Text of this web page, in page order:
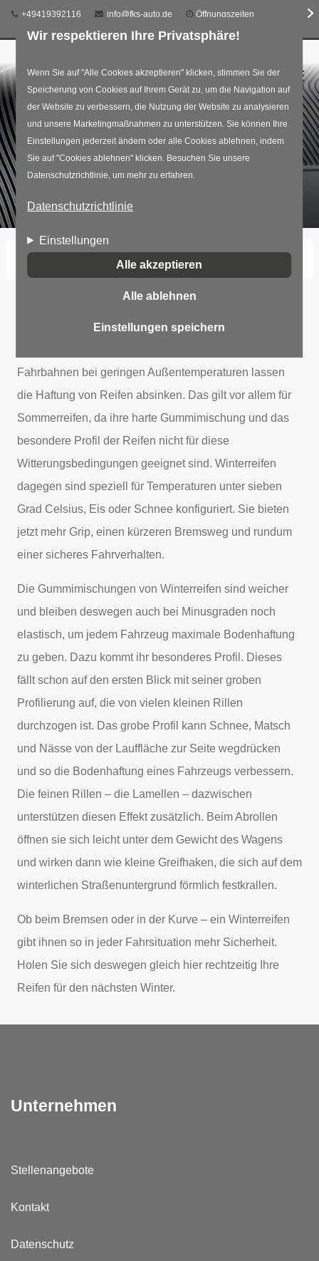
Wir respektieren Ihre Privatsphäre!
Wenn Sie auf "Alle Cookies akzeptieren" klicken, stimmen Sie der
Speicherung von Cookies auf Ihrem Gerät zu, um die Navigation auf
der Website zu verbessern, die Nutzung der Website zu analysieren
und unsere Marketingmaßnahmen zu unterstützen. Sie können Ihre
Einstellungen jederzeit ändern oder alle Cookies ablehnen, indem
Sie auf "Cookies ablehnen" klicken. Besuchen Sie unsere
Datenschutzrichtlinie, um mehr zu erfahren.
Datenschutzrichtlinie
Einstellungen
Alle akzeptieren
Alle ablehnen
Einstellungen speichern
Direkt
zum
Inhalt
Telefon:
+49419392116 E-Mail:info@fks-auto.de Öffnungszeiten
☰
Startseite Winterreifen
Winterreifen
Fahrbahnen bei geringen Außentemperaturen lassen
die Haftung von Reifen absinken. Das gilt vor allem für
Sommerreifen, da ihre harte Gummimischung und das
besondere Profil der Reifen nicht für diese
Witterungsbedingungen geeignet sind. Winterreifen
dagegen sind speziell für Temperaturen unter sieben
Grad Celsius, Eis oder Schnee konfiguriert. Sie bieten
jetzt mehr Grip, einen kürzeren Bremsweg und rundum
einer sicheres Fahrverhalten.
Die Gummimischungen von Winterreifen sind weicher
und bleiben deswegen auch bei Minusgraden noch
elastisch, um jedem Fahrzeug maximale Bodenhaftung
zu geben. Dazu kommt ihr besonderes Profil. Dieses
fällt schon auf den ersten Blick mit seiner groben
Profilierung auf, die von vielen kleinen Rillen
durchzogen ist. Das grobe Profil kann Schnee, Matsch
und Nässe von der Lauffläche zur Seite wegdrücken
und so die Bodenhaftung eines Fahrzeugs verbessern.
Die feinen Rillen – die Lamellen – dazwischen
unterstützen diesen Effekt zusätzlich. Beim Abrollen
öffnen sie sich leicht unter dem Gewicht des Wagens
und wirken dann wie kleine Greifhaken, die sich auf dem
winterlichen Straßenuntergrund förmlich festkrallen.
Ob beim Bremsen oder in der Kurve – ein Winterreifen
gibt ihnen so in jeder Fahrsituation mehr Sicherheit.
Holen Sie sich deswegen gleich hier rechtzeitig Ihre
Reifen für den nächsten Winter.
Unternehmen
Stellenangebote
Kontakt
Datenschutz